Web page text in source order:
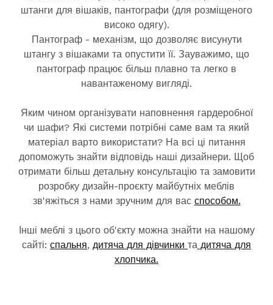
штанги для вішаків, пантографи (для розміщеного
високо одягу).
Пантограф - механізм, що дозволяє висунути
штангу з вішаками та опустити її. Зауважимо, що
пантограф працює більш плавно та легко в
навантаженому вигляді.
Яким чином організувати наповнення гардеробної
чи шафи? Які системи потрібні саме вам та який
матеріал варто використати? На всі ці питання
допоможуть знайти відповідь наші дизайнери. Щоб
отримати більш детальну консультацію та замовити
розробку дизайн-проєкту майбутніх меблів
зв'яжіться з нами зручним для вас способом.
Інші меблі з цього об'єкту можна знайти на нашому
сайті: спальня, дитяча для дівчинки та дитяча для
хлопчика.